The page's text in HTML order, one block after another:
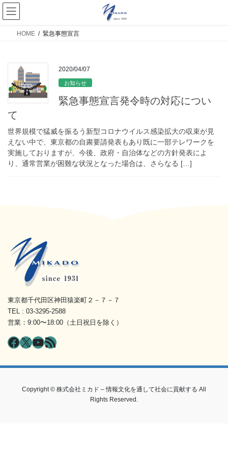
HOME 緊急事態宣言
2020/04/07
お知らせ
緊急事態宣言発令時の対応につい
て
世界規模で猛威を振るう新型コロナウイルス感染拡大の収束が見
えない中で、東京都の自粛要請発表もあり既に一部テレワークを
実施しておりますが、今後、政府・自治体などの方針発表によ
り、通常営業が困難な状況となった場合は、さらなる […]
東京都千代田区神田猿楽町２－７－７
TEL : 03-3295-2588
営業：9:00〜18:00（土日祝日を除く）
Facebook
X YouTube
RSS フィード
Copyright © 株式会社ミカド – 情報文化を通して社会に貢献する All
Rights Reserved.